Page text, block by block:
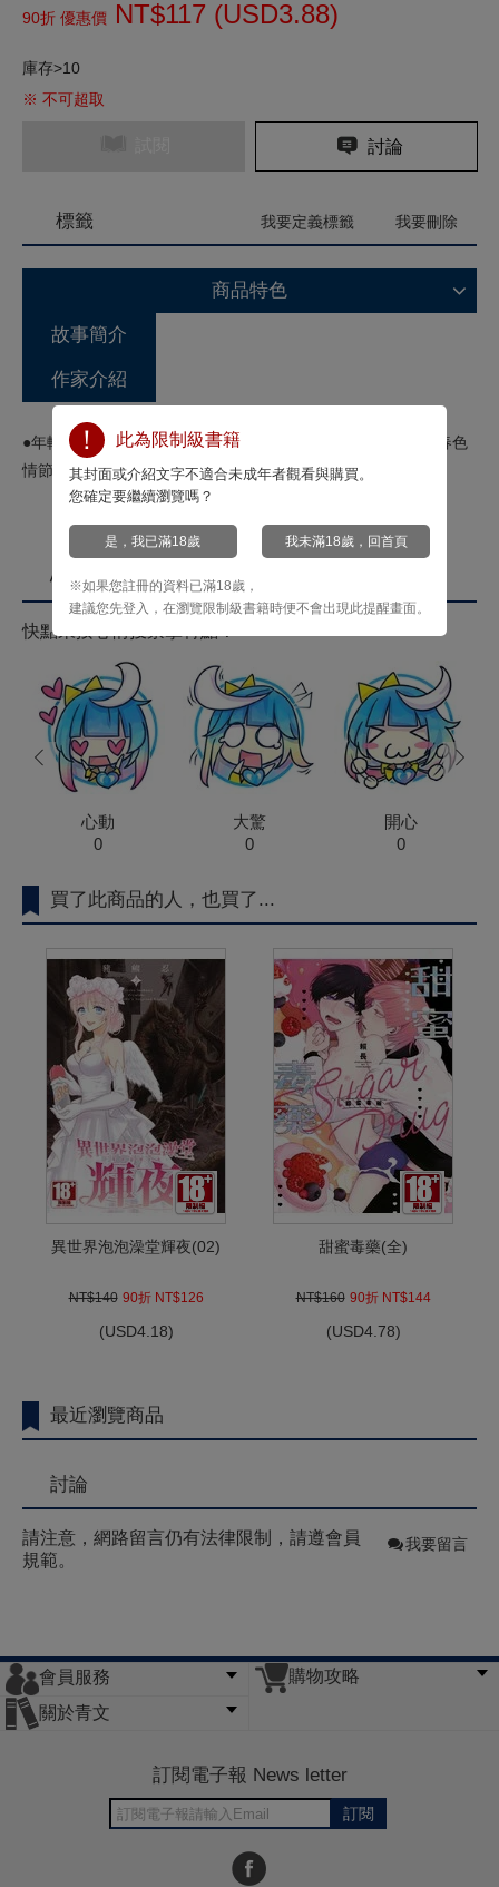
90折 優惠價 NT$117 (USD3.88)
庫存>10
※ 不可超取
討論
標籤 我要定義標籤 我要刪除
商品特色
故事簡介
作家介紹
●年輕男老師執教於女校，在遇見各式女性時，會爆發出何種春色
情節？本書將滿足您種種妄想！
心情投票
快點來按心情投票拿菁點！
心動
0
大驚
0
開心
0
prev next
買了此商品的人，也買了...
異世界泡泡澡堂輝夜(02)
NT$140 90折 NT$126
(USD4.18)
甜蜜毒藥(全)
NT$160 90折 NT$144
(USD4.78)
最近瀏覽商品
討論
請注意，網路留言仍有法律限制，請遵會員
規範。
我要留言
此為限制級書籍
其封面或介紹文字不適合未成年者觀看與購買。
您確定要繼續瀏覽嗎？
是，我已滿18歲 我未滿18歲，回首頁
※如果您註冊的資料已滿18歲，
建議您先登入，在瀏覽限制級書籍時便不會出現此提醒畫面。
會員服務
會員辦法
客服信箱
隱私條款
網站導覽
購物攻略
關於青文
訂閱電子報 News letter
訂閱